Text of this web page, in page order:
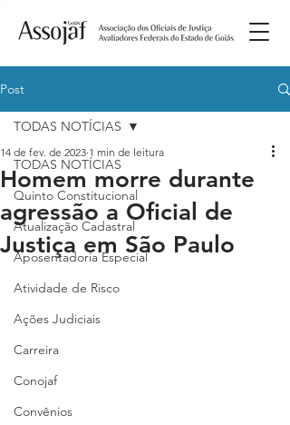
Post
TODAS NOTÍCIAS
Quinto Constitucional
Atualização Cadastral
Aposentadoria Especial
Atividade de Risco
Ações Judiciais
Carreira
Conojaf
Convênios
TODAS NOTÍCIAS
Homem morre durante
agressão a Oficial de
Justiça em São Paulo
14 de fev. de 2023 1 min de leitura